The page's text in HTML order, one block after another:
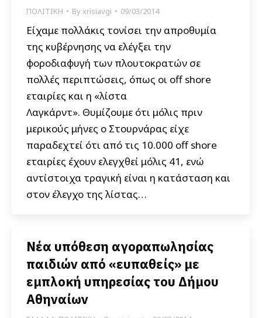
ΠΟΛΙΤΙΚΗ Byxrisiavgi 09/03/2014
Είχαμε πολλάκις τονίσει την απροθυμία
της κυβέρνησης να ελέγξει την
φοροδιαφυγή των πλουτοκρατών σε
πολλές περιπτώσεις, όπως οι off shore
εταιρίες και η «λίστα
Λαγκάρντ». Θυμίζουμε ότι μόλις πριν
μερικούς μήνες ο Στουρνάρας είχε
παραδεχτεί ότι από τις 10.000 off shore
εταιρίες έχουν ελεγχθεί μόλις 41, ενώ
αντίστοιχα τραγική είναι η κατάσταση και
στον έλεγχο της λίστας…
Νέα υπόθεση αγοραπωλησίας
παιδιών από «ευπαθείς» με
εμπλοκή υπηρεσίας του Δήμου
Αθηναίων